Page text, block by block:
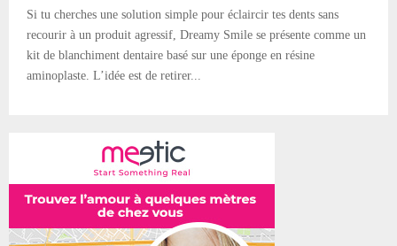
Si tu cherches une solution simple pour éclaircir tes dents sans
recourir à un produit agressif, Dreamy Smile se présente comme un
kit de blanchiment dentaire basé sur une éponge en résine
aminoplaste. L’idée est de retirer...